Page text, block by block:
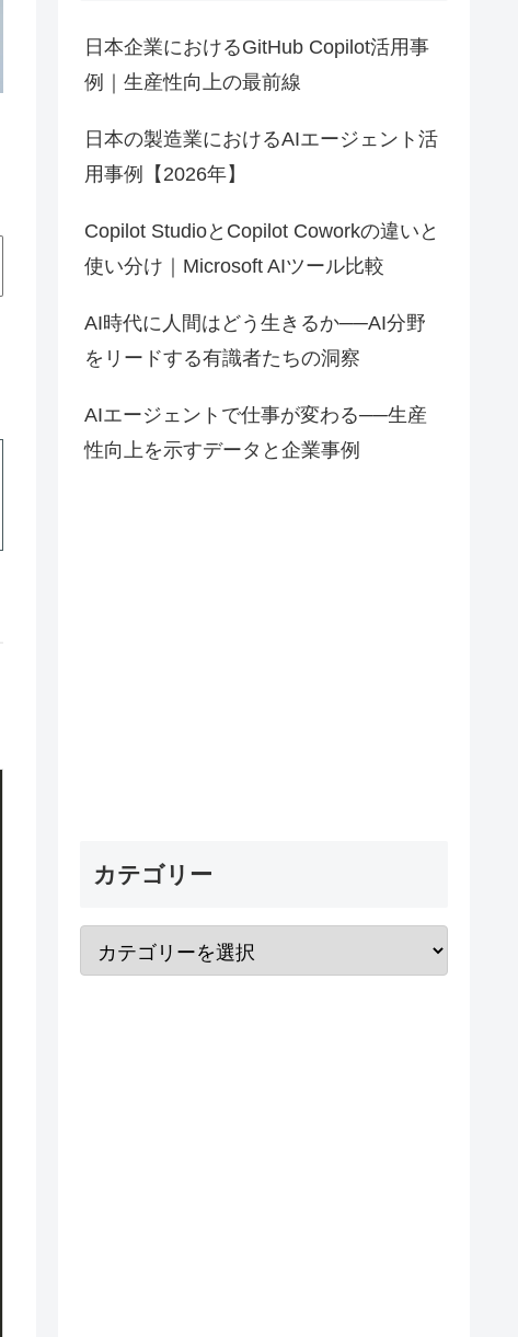
日本企業におけるGitHub Copilot活用事
例｜生産性向上の最前線
日本の製造業におけるAIエージェント活
用事例【2026年】
Copilot StudioとCopilot Coworkの違いと
使い分け｜Microsoft AIツール比較
AI時代に人間はどう生きるか──AI分野
をリードする有識者たちの洞察
AIエージェントで仕事が変わる──生産
性向上を示すデータと企業事例
カテゴリー